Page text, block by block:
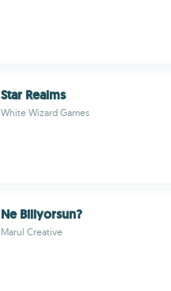
Star Realms
White Wizard Games
Ne Biliyorsun?
Marul Creative